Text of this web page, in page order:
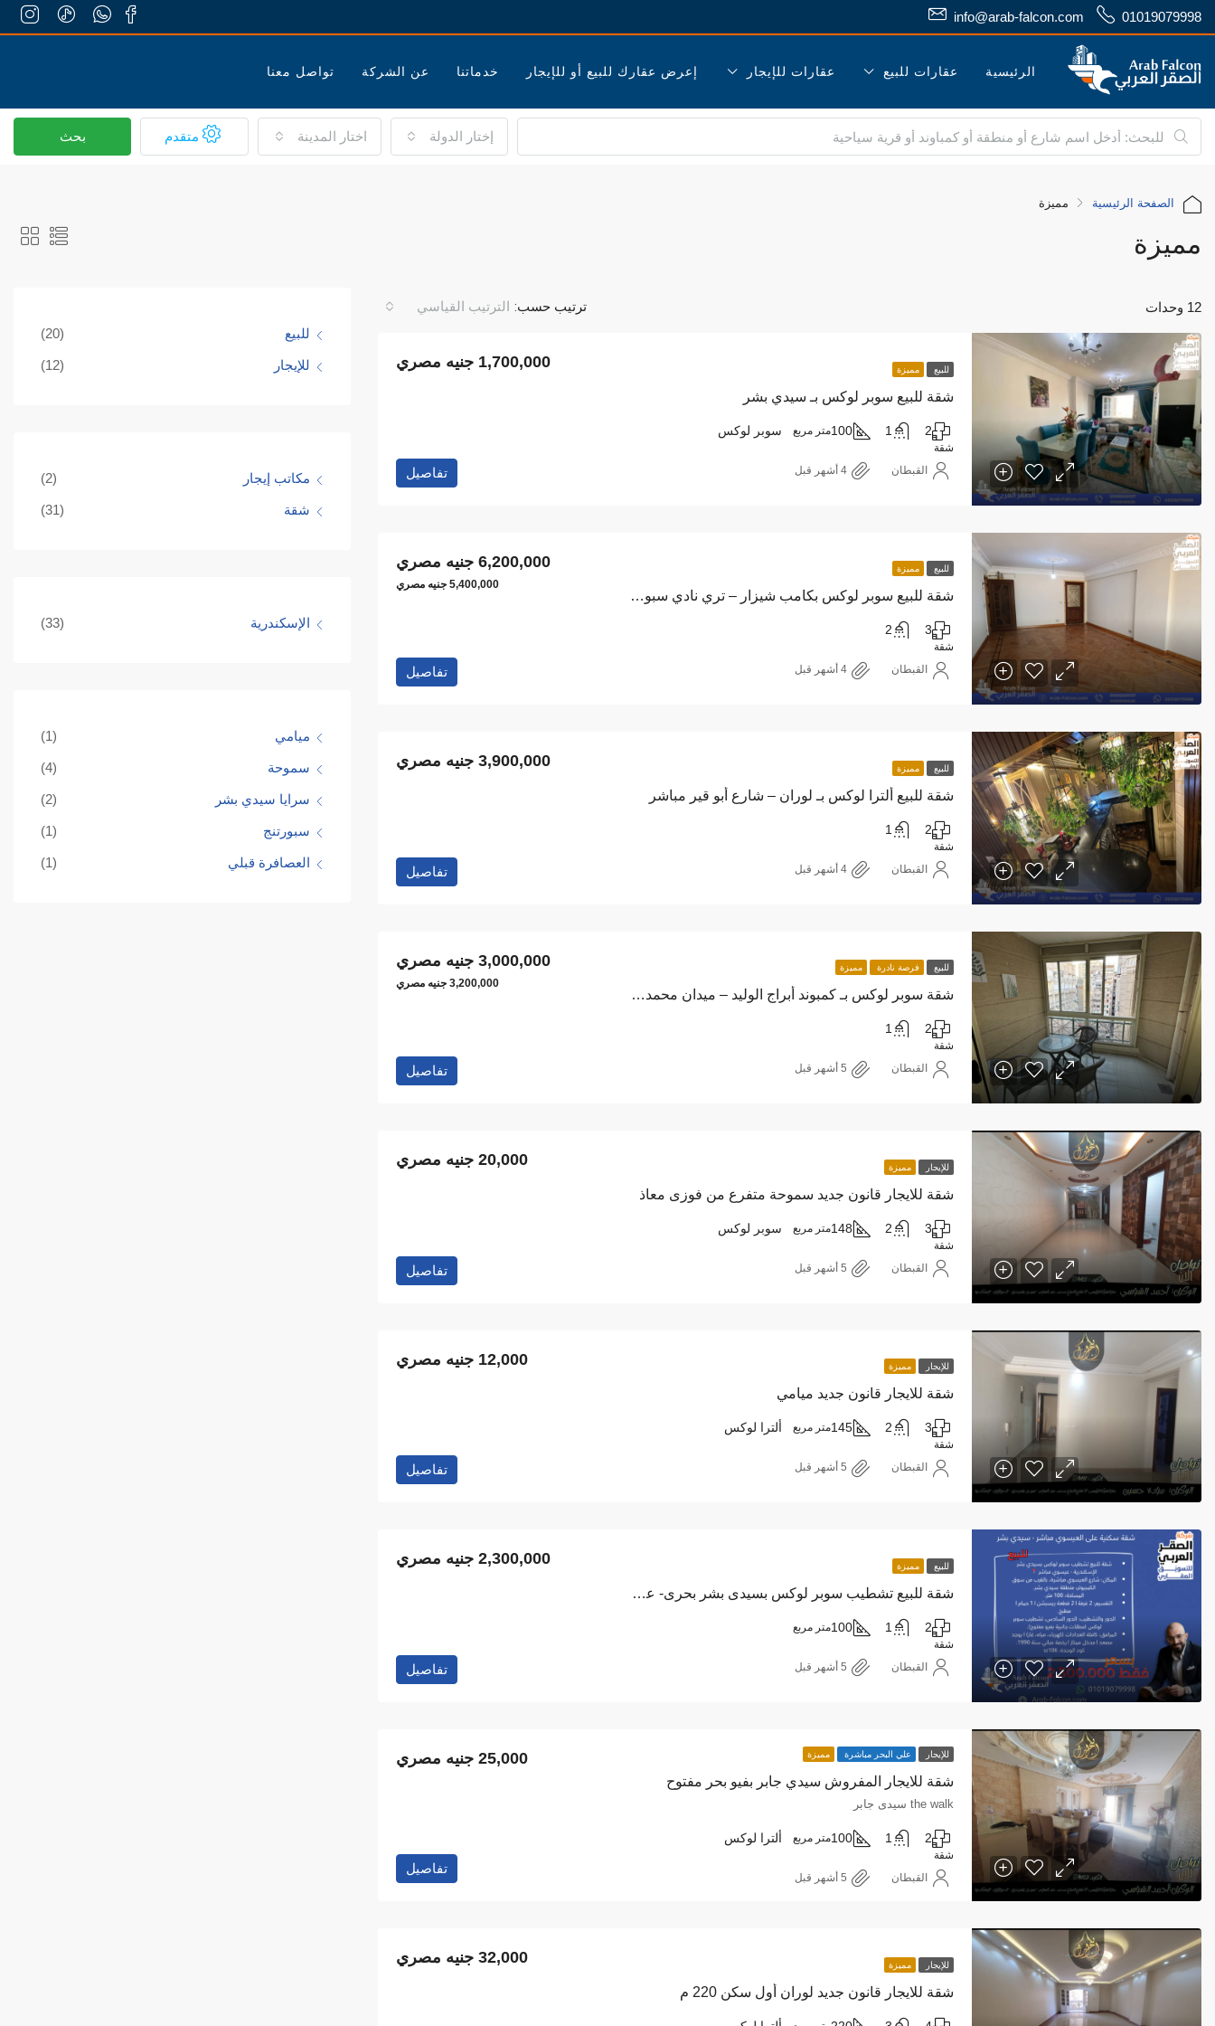
01019079998
info@arab-falcon.com
الرئيسية عقارات للبيع عقارات للإيجار إعرض عقارك للبيع أو للإيجار خدماتنا عن الشركة تواصل معنا
إختار الدولة اختار المدينة متقدم بحث
الصفحة الرئيسية مميزة
مميزة
12 وحدات ترتيب حسب: الترتيب القياسي
للبيع مميزة
شقة للبيع سوبر لوكس بـ سيدي بشر
1,700,000 جنيه مصري
2
1
100متر مربع سوبر لوكس
شقة
تفاصيل القبطان
للبيع مميزة
شقة للبيع سوبر لوكس بكامب شيزار – تري نادي سبورتنج والبحر
6,200,000 جنيه مصري
5,400,000 جنيه مصري
3
2
شقة
تفاصيل القبطان
للبيع مميزة
شقة للبيع ألترا لوكس بـ لوران – شارع أبو قير مباشر
3,900,000 جنيه مصري
2
1
شقة
تفاصيل القبطان
للبيع فرصة نادرة مميزة
شقة سوبر لوكس بـ كمبوند أبراج الوليد – ميدان محمد نجيب
3,000,000 جنيه مصري
3,200,000 جنيه مصري
2
1
شقة
تفاصيل القبطان
للإيجار مميزة
شقة للايجار قانون جديد سموحة متفرع من فوزى معاذ
20,000 جنيه مصري
3
2
148متر مربع سوبر لوكس
شقة
تفاصيل القبطان
للإيجار مميزة
شقة للايجار قانون جديد ميامي
12,000 جنيه مصري
3
2
145متر مربع ألترا لوكس
شقة
تفاصيل القبطان
للبيع مميزة
شقة للبيع تشطيب سوبر لوكس بسيدى بشر بحرى- عيسوى مباشر
2,300,000 جنيه مصري
2
1
100متر مربع
شقة
تفاصيل القبطان
للإيجار علي البحر مباشرة مميزة
شقة للايجار المفروش سيدي جابر بفيو بحر مفتوح
25,000 جنيه مصري
the walk سيدى جابر
2
1
100متر مربع ألترا لوكس
شقة
تفاصيل
القبطان
للإيجار مميزة
شقة للايجار قانون جديد لوران أول سكن 220 م
32,000 جنيه مصري
للبيع (20)
للإيجار (12)
مكاتب إيجار (2)
شقة (31)
الإسكندرية (33)
ميامي (1)
سموحة (4)
سرايا سيدي بشر (2)
سبورتنج (1)
العصافرة قبلي (1)